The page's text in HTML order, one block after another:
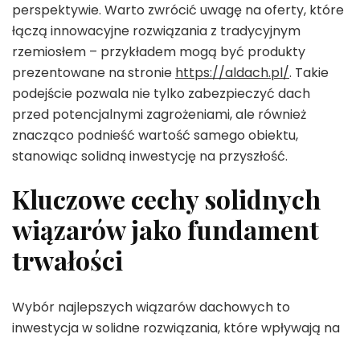
perspektywie. Warto zwrócić uwagę na oferty, które
łączą innowacyjne rozwiązania z tradycyjnym
rzemiosłem – przykładem mogą być produkty
prezentowane na stronie https://aldach.pl/. Takie
podejście pozwala nie tylko zabezpieczyć dach
przed potencjalnymi zagrożeniami, ale również
znacząco podnieść wartość samego obiektu,
stanowiąc solidną inwestycję na przyszłość.
Kluczowe cechy solidnych
wiązarów jako fundament
trwałości
Wybór najlepszych wiązarów dachowych to
inwestycja w solidne rozwiązania, które wpływają na